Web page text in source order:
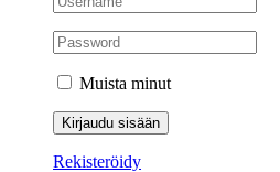
Muista minut
Rekisteröidy